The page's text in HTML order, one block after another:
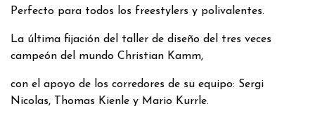
Perfecto para todos los freestylers y polivalentes.
La última fijación del taller de diseño del tres veces
campeón del mundo Christian Kamm,
con el apoyo de los corredores de su equipo: Sergi
Nicolas, Thomas Kienle y Mario Kurrle.